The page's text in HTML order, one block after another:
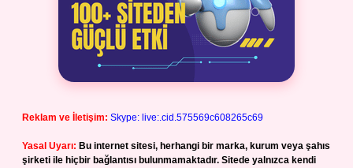
Reklam ve İletişim: Skype: live:.cid.575569c608265c69
Yasal Uyarı: Bu internet sitesi, herhangi bir marka, kurum veya şahıs
şirketi ile hiçbir bağlantısı bulunmamaktadır. Sitede yalnızca kendi